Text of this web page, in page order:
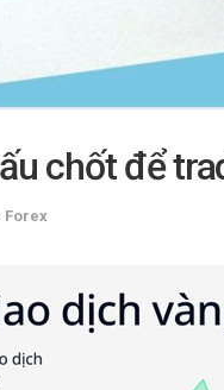
chốt để
Forex